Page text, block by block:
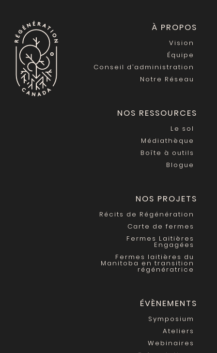
À PROPOS
Vision
Équipe
Conseil d’administration
Notre Réseau
NOS RESSOURCES
Le sol
Médiathèque
Boîte à outils
Blogue
NOS PROJETS
Récits de Régénération
Carte de fermes
Fermes Laitières
Engagées
Fermes laitières du
Manitoba en transition
régénératrice
ÉVÈNEMENTS
Symposium
Ateliers
Webinaires